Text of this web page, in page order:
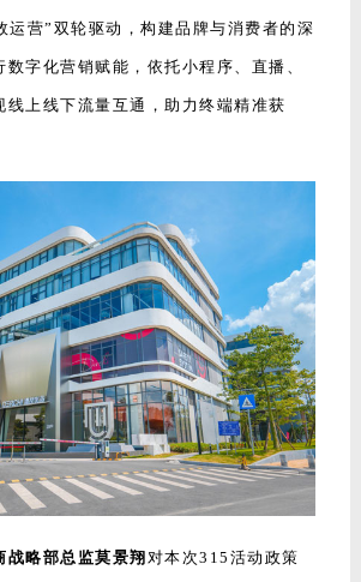
运营”双轮驱动，构建品牌与消费者的深
数字化营销赋能，依托小程序、直播、
线上线下流量互通，助力终端精准获
战略部总监莫景翔 对本次315活动政策